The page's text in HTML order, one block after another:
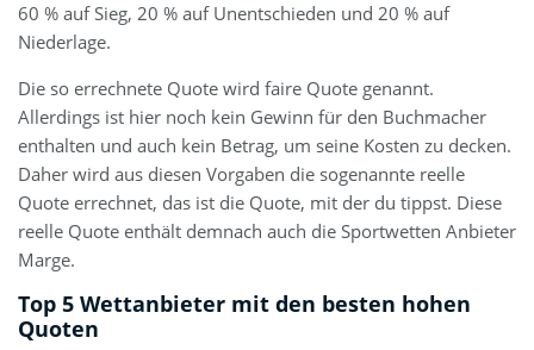
60 % auf Sieg, 20 % auf Unentschieden und 20 % auf
Niederlage.
Die so errechnete Quote wird faire Quote genannt.
Allerdings ist hier noch kein Gewinn für den Buchmacher
enthalten und auch kein Betrag, um seine Kosten zu decken.
Daher wird aus diesen Vorgaben die sogenannte reelle
Quote errechnet, das ist die Quote, mit der du tippst. Diese
reelle Quote enthält demnach auch die Sportwetten Anbieter
Marge.
Top 5 Wettanbieter mit den besten hohen
Quoten